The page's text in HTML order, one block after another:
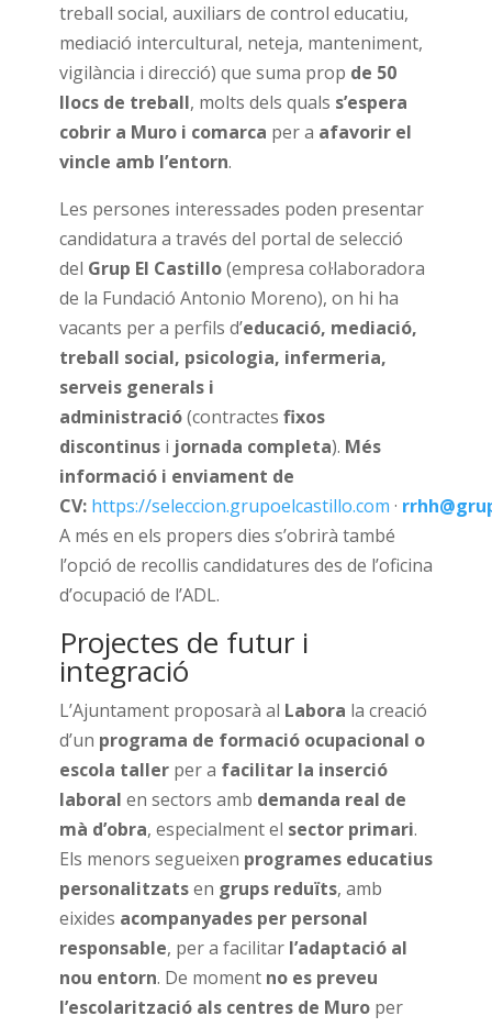
treball social, auxiliars de control educatiu,
mediació intercultural, neteja, manteniment,
vigilància i direcció) que suma prop de 50
llocs de treball, molts dels quals s’espera
cobrir a Muro i comarca per a afavorir el
vincle amb l’entorn.
Les persones interessades poden presentar
candidatura a través del portal de selecció
del Grup El Castillo(empresa col·laboradora
de la Fundació Antonio Moreno), on hi ha
vacants per a perfils d’educació, mediació,
treball social, psicologia, infermeria,
serveis generals i
administració(contractes fixos
discontinusi jornada completa). Més
informació i enviament de
CV: https://seleccion.grupoelcastillo.com ·
A més en els propers dies s’obrirà també
l’opció de recollis candidatures des de l’oficina
d’ocupació de l’ADL.
Projectes de futur i
integració
L’Ajuntament proposarà al Labora la creació
d’un programa de formació ocupacional o
escola tallerper a facilitar la inserció
laboral en sectors amb demanda real de
mà d’obra, especialment el sector primari.
Els menors segueixen programes educatius
personalitzatsen grups reduïts, amb
eixides acompanyades per personal
responsable, per a facilitar l’adaptació al
nou entorn. De moment no es preveu
l’escolarització als centres de Muro per